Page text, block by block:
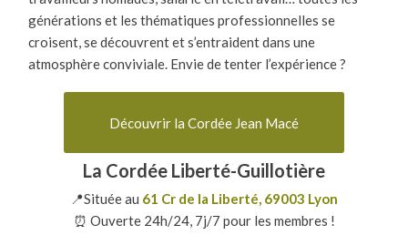
générations et les thématiques professionnelles se
croisent, se découvrent et s’entraident dans une
atmosphère conviviale. Envie de tenter l’expérience ?
Découvrir la Cordée Jean Macé
La Cordée Liberté-Guillotière
📍Située au 61 Cr de la Liberté, 69003 Lyon
⏰ Ouverte 24h/24, 7j/7 pour les membres !